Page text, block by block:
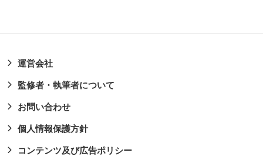
運営会社
監修者・執筆者について
お問い合わせ
個人情報保護方針
コンテンツ及び広告ポリシー